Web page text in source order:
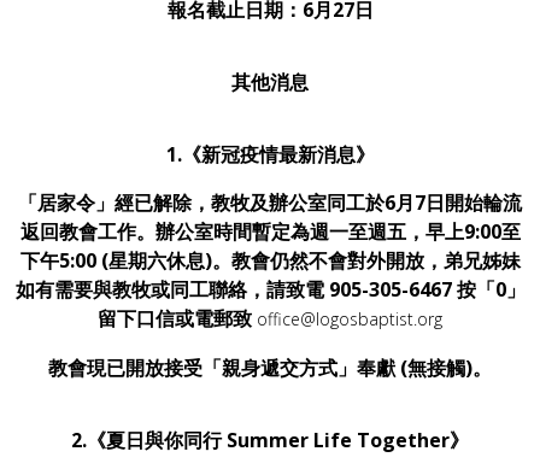
報名截止日期：6月27日
其他消息
1.《新冠疫情最新消息》
「居家令」經已解除，教牧及辦公室同工於6月7日開始輪流
返回教會工作。辦公室時間暫定為週一至週五，早上9:00至
下午5:00 (星期六休息)。教會仍然不會對外開放，弟兄姊妹
如有需要與教牧或同工聯絡，請致電 905-305-6467 按「0」
留下口信或電郵致 office@logosbaptist.org
教會現已開放接受「親身遞交方式」奉獻 (無接觸)。
2.《夏日與你同行 Summer Life Together》